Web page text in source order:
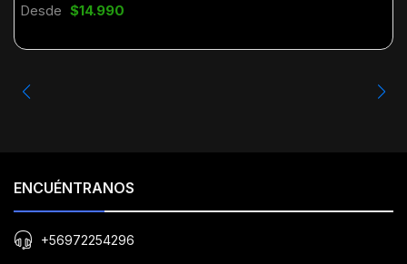
Desde $14.990
ENCUÉNTRANOS
+56972254296